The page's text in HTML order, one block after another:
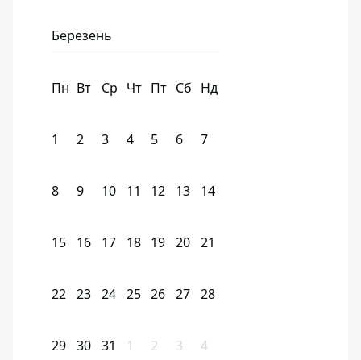
Березень
Пн Вт Ср Чт Пт Сб Нд
1 2 3 4 5 6 7
8 9 10 11 12 13 14
15 16 17 18 19 20 21
22 23 24 25 26 27 28
29 30 31 1 2 3 4